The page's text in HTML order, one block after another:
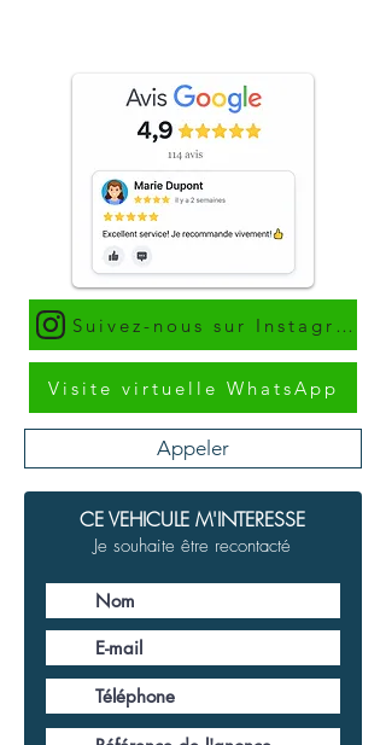
Virement possible avant le jour de
Suivez-nous sur Instagram
Visite virtuelle WhatsApp
Appeler
CE VEHICULE M'INTERESSE
Je souhaite être recontacté